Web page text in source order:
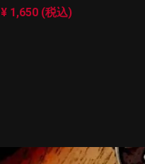
¥ 1,650 (税込)